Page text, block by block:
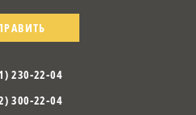
230-22-04
300-22-04